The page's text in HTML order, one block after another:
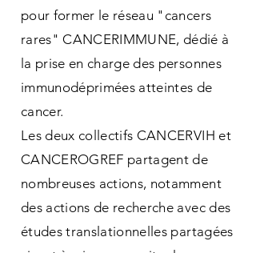
pour former le réseau "cancers
rares" CANCERIMMUNE, dédié à
la prise en charge des personnes
immunodéprimées atteintes de
cancer.
Les deux collectifs CANCERVIH et
CANCEROGREF partagent de
nombreuses actions, notamment
des actions de recherche avec des
études translationnelles partagées